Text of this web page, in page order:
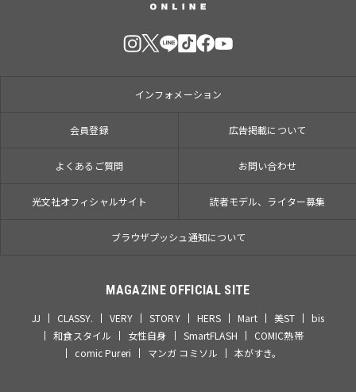
インフォメーション
会員登録 広告掲載について
よくあるご質問 お問い合わせ
光文社オフィシャルサイト 読者モデル、ライター募集
ブラウザプッシュ通知について
MAGAZINE OFFICIAL SITE
JJ CLASSY. VERY STORY HERS Mart 美ST
bis
和食スタイル
女性自身 SmartFLASH
COMIC熱帯
comic Pureri
マンガ コミソル 本がすき。